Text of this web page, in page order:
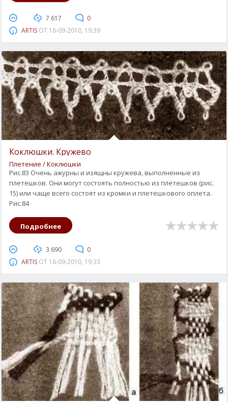
7 617
0
ARTISОТ 16-09-2010, 19:39
Коклюшки. Кружево
Плетение /Коклюшки
Рис.83 Очень ажурны и изящны кружева, выполненные из
плетешков. Они могут состоять полностью из плетешков (рис.
15) или чаще всего состоят из кромки и плетешкового оплета.
Рис.84
Подробнее
3 690
0
ARTISОТ 16-09-2010, 19:33